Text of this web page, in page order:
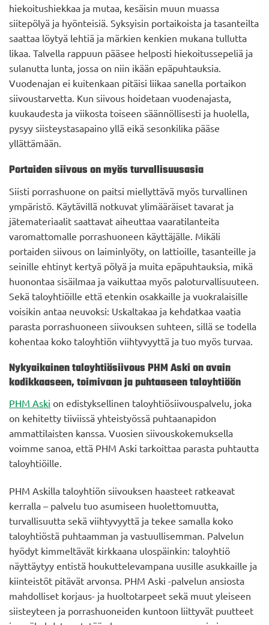
hiekoitushiekkaa ja mutaa, kesäisin muun muassa
siitepölyä ja hyönteisiä. Syksyisin portaikoista ja tasanteilta
saattaa löytyä lehtiä ja märkien kenkien mukana tullutta
likaa. Talvella rappuun pääsee helposti hiekoitussepeliä ja
sulanutta lunta, jossa on niin ikään epäpuhtauksia.
Vuodenajan ei kuitenkaan pitäisi liikaa sanella portaikon
siivoustarvetta. Kun siivous hoidetaan vuodenajasta,
kuukaudesta ja viikosta toiseen säännöllisesti ja huolella,
pysyy siisteystasapaino yllä eikä sesonkilika pääse
yllättämään.
Portaiden siivous on myös turvallisuusasia
Siisti porrashuone on paitsi miellyttävä myös turvallinen
ympäristö. Käytävillä notkuvat ylimääräiset tavarat ja
jätemateriaalit saattavat aiheuttaa vaaratilanteita
varomattomalle porrashuoneen käyttäjälle. Mikäli
portaiden siivous on laiminlyöty, on lattioille, tasanteille ja
seinille ehtinyt kertyä pölyä ja muita epäpuhtauksia, mikä
huonontaa sisäilmaa ja vaikuttaa myös paloturvallisuuteen.
Sekä taloyhtiöille että etenkin osakkaille ja vuokralaisille
voisikin antaa neuvoksi: Uskaltakaa ja kehdatkaa vaatia
parasta porrashuoneen siivouksen suhteen, sillä se todella
kohentaa koko taloyhtiön viihtyvyyttä ja tuo myös turvaa.
Nykyaikainen taloyhtiösiivous PHM Aski on avain
kodikkaaseen, toimivaan ja puhtaaseen taloyhtiöön
PHM Aski on edistyksellinen taloyhtiösiivouspalvelu, joka
on kehitetty tiiviissä yhteistyössä puhtaanapidon
ammattilaisten kanssa. Vuosien siivouskokemuksella
voimme sanoa, että PHM Aski tarkoittaa parasta puhtautta
taloyhtiöille.
PHM Askilla taloyhtiön siivouksen haasteet ratkeavat
kerralla – palvelu tuo asumiseen huolettomuutta,
turvallisuutta sekä viihtyvyyttä ja tekee samalla koko
taloyhtiöstä puhtaamman ja vastuullisemman. Palvelun
hyödyt kimmeltävät kirkkaana ulospäinkin: taloyhtiö
näyttäytyy entistä houkuttelevampana uusille asukkaille ja
kiinteistöt pitävät arvonsa. PHM Aski -palvelun ansiosta
mahdolliset korjaus- ja huoltotarpeet sekä muut yleiseen
siisteyteen ja porrashuoneiden kuntoon liittyvät puutteet